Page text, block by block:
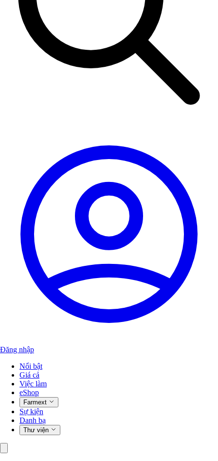
Đăng nhập
Nổi bật
Giá cả
Việc làm
eShop
Farmext
Sự kiện
Danh bạ
Thư viện